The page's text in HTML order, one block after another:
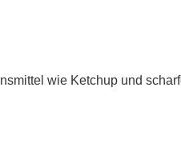
wie Ketchup und